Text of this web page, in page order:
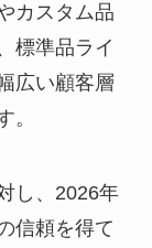
カスタム品
標準品ライ
広い顧客層
。
し、2026年
信頼を得て